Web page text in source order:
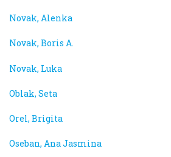
Novak, Alenka
Novak, Boris A.
Novak, Luka
Oblak, Seta
Orel, Brigita
Oseban, Ana Jasmina